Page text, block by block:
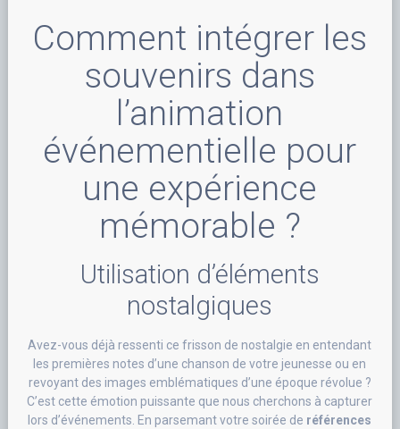
Comment intégrer les
souvenirs dans
l’animation
événementielle pour
une expérience
mémorable ?
Utilisation d’éléments
nostalgiques
Avez-vous déjà ressenti ce frisson de nostalgie en entendant
les premières notes d’une chanson de votre jeunesse ou en
revoyant des images emblématiques d’une époque révolue ?
C’est cette émotion puissante que nous cherchons à capturer
lors d’événements. En parsemant votre soirée de références